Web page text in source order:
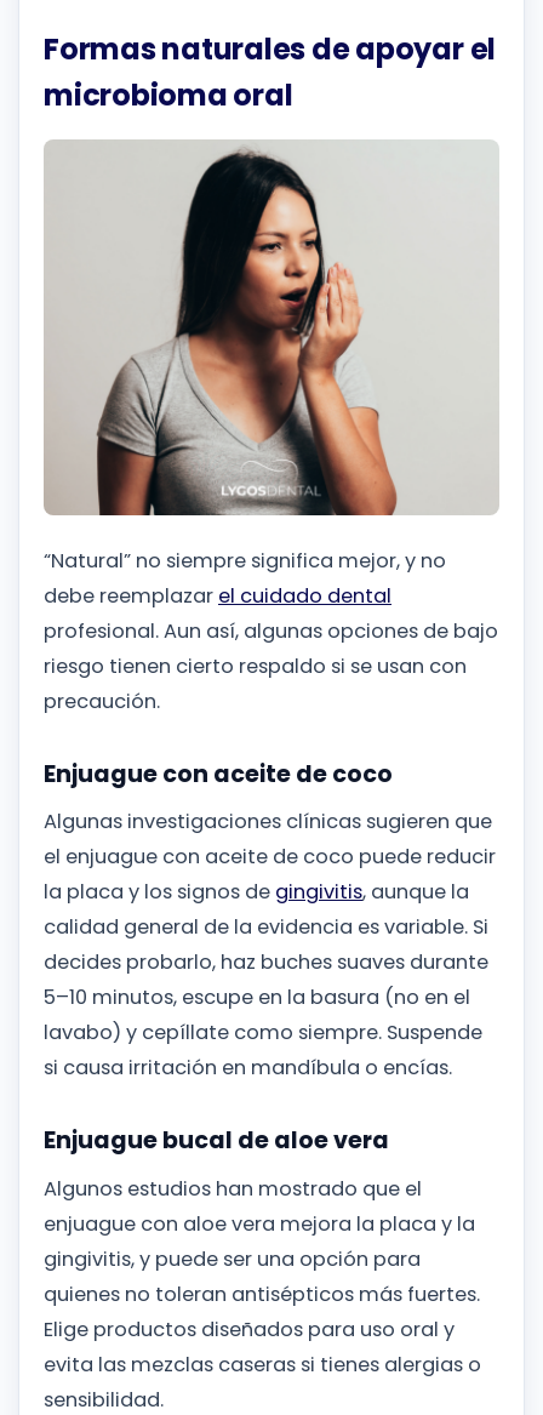
Formas naturales de apoyar el
microbioma oral
“Natural” no siempre significa mejor, y no
debe reemplazar el cuidado dental
profesional. Aun así, algunas opciones de bajo
riesgo tienen cierto respaldo si se usan con
precaución.
Enjuague con aceite de coco
Algunas investigaciones clínicas sugieren que
el enjuague con aceite de coco puede reducir
la placa y los signos de gingivitis, aunque la
calidad general de la evidencia es variable. Si
decides probarlo, haz buches suaves durante
5–10 minutos, escupe en la basura (no en el
lavabo) y cepíllate como siempre. Suspende
si causa irritación en mandíbula o encías.
Enjuague bucal de aloe vera
Algunos estudios han mostrado que el
enjuague con aloe vera mejora la placa y la
gingivitis, y puede ser una opción para
quienes no toleran antisépticos más fuertes.
Elige productos diseñados para uso oral y
evita las mezclas caseras si tienes alergias o
sensibilidad.